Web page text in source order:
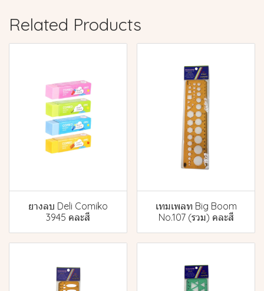
Related Products
ยางลบ Deli Comiko
3945 คละสี
เทมเพลท Big Boom
No.107 (รวม) คละสี